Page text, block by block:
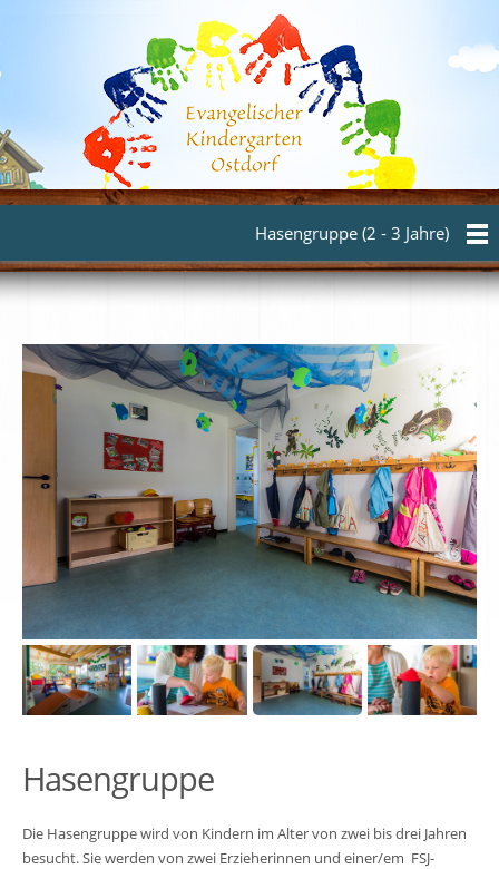
Hasengruppe (2 - 3 Jahre)
Hasengruppe
Die Hasengruppe wird von Kindern im Alter von zwei bis drei Jahren
besucht. Sie werden von zwei Erzieherinnen und einer/em FSJ-